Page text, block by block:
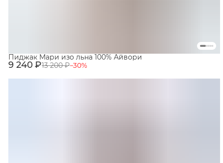
9 240 ₽13 200 ₽−30%
Пиджак Мари изо льна 100% Айвори